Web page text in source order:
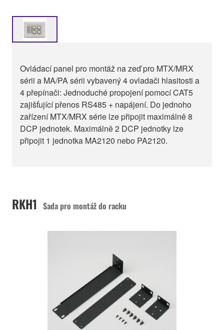
Ovládací panel pro montáž na zeď pro MTX/MRX
sérii a MA/PA sérii vybavený 4 ovladači hlasitosti a
4 přepínači: Jednoduché propojení pomocí CAT5
zajišťující přenos RS485 + napájení. Do jednoho
zařízení MTX/MRX série lze připojit maximálně 8
DCP jednotek. Maximálně 2 DCP jednotky lze
připojit 1 jednotka MA2120 nebo PA2120.
RKH1 Sada pro montáž do racku